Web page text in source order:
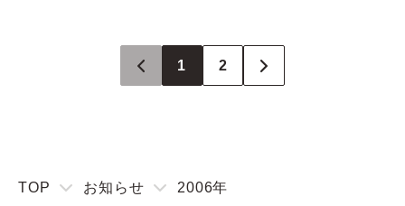
1 2
TOP お知らせ 2006年